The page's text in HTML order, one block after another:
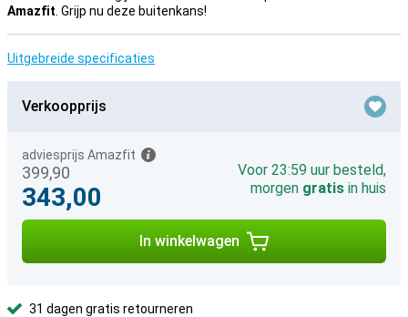
Amazfit . Grijp nu deze buitenkans!
Uitgebreide specificaties
Verkoopprijs
399,90
adviesprijs Amazfit
343,00
Voor 23:59 uur besteld,
morgen gratis in huis
In winkelwagen
31 dagen gratis retourneren